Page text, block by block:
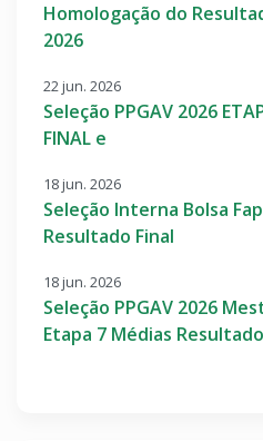
Homologação do
2026
22 jun. 2026
Seleção PPGAV 2026
FINAL e
18 jun. 2026
Seleção Interna Bolsa
Resultado Final
18 jun. 2026
Seleção PPGAV 2026
Etapa 7 Médias